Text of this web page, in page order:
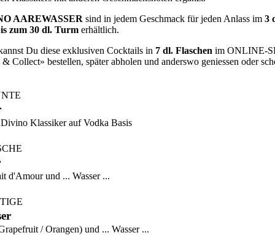
AAREWASSER sind in jedem Geschmack für jeden Anlass im 3
zum 30 dl. Turm erhältlich.
Du diese exklusiven Cocktails in 7 dl. Flaschen im ONLINE-
Collect» bestellen, später abholen und anderswo geniessen oder
Klassiker auf Vodka Basis
d'Amour und ... Wasser ...
/ Orangen) und ... Wasser ...